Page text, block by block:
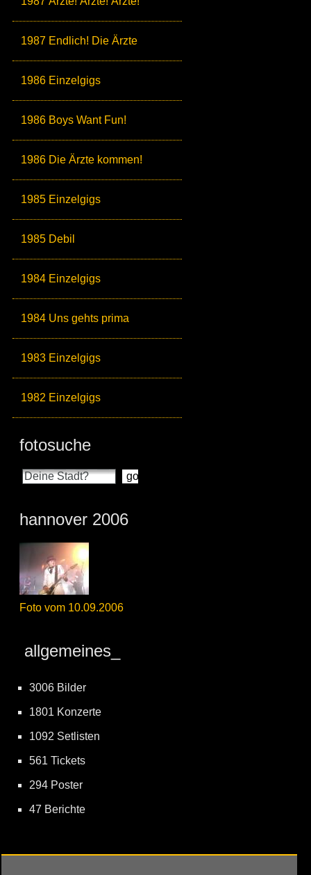
1987 Endlich! Die Ärzte
1986 Einzelgigs
1986 Boys Want Fun!
1986 Die Ärzte kommen!
1985 Einzelgigs
1985 Debil
1984 Einzelgigs
1984 Uns gehts prima
1983 Einzelgigs
1982 Einzelgigs
fotosuche
hannover 2006
Foto vom 10.09.2006
allgemeines_
3006 Bilder
1801 Konzerte
1092 Setlisten
561 Tickets
294 Poster
47 Berichte